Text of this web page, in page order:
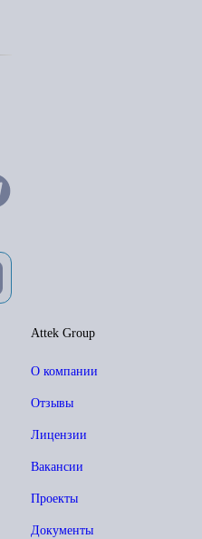
Attek Group
О компании
Отзывы
Лицензии
Вакансии
Проекты
Документы